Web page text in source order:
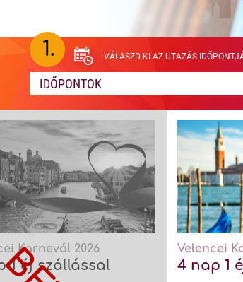
1. VÁLASZD KI AZ UTAZÁS
Karnevál 2026
1 éj szállással
Velencei
4 nap 1